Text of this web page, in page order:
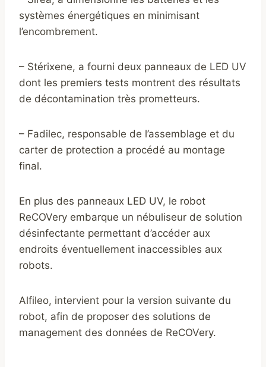
systèmes énergétiques en minimisant
l’encombrement.
– Stérixene, a fourni deux panneaux de LED UV
dont les premiers tests montrent des résultats
de décontamination très prometteurs.
– Fadilec, responsable de l’assemblage et du
carter de protection a procédé au montage
final.
En plus des panneaux LED UV, le robot
ReCOVery embarque un nébuliseur de solution
désinfectante permettant d’accéder aux
endroits éventuellement inaccessibles aux
robots.
Alfileo, intervient pour la version suivante du
robot, afin de proposer des solutions de
management des données de ReCOVery.